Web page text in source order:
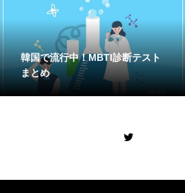
韓国で流行中！MBTI診断テスト
まとめ